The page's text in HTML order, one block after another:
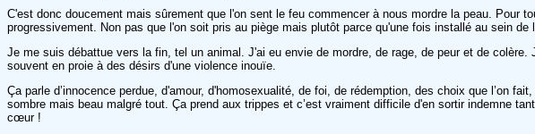
C'est donc doucement mais sûrement que l'on sent le feu commencer à nous mordre la peau. Pour
progressivement. Non pas que l'on soit pris au piège mais plutôt parce qu'une fois installé au sein
Je me suis débattue vers la fin, tel un animal. J'ai eu envie de mordre, de rage, de peur et de
souvent en proie à des désirs d'une violence inouïe.
Ça parle d’innocence perdue, d'amour, d'homosexualité, de foi, de rédemption, des choix que l’on
sombre mais beau malgré tout. Ça prend aux trippes et c’est vraiment difficile d'en sortir indemne
cœur !